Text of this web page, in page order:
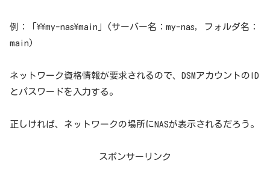
例：「\\my-nas\main」(サーバー名：my-nas, フォルダ名：
main)
ネットワーク資格情報が要求されるので、DSMアカウントのID
とパスワードを入力する。
正しければ、ネットワークの場所にNASが表示されるだろう。
スポンサーリンク